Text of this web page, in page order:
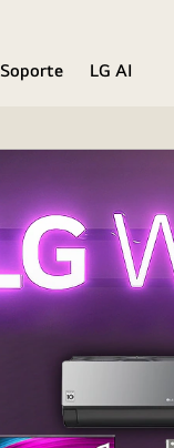
Soporte
LG AI